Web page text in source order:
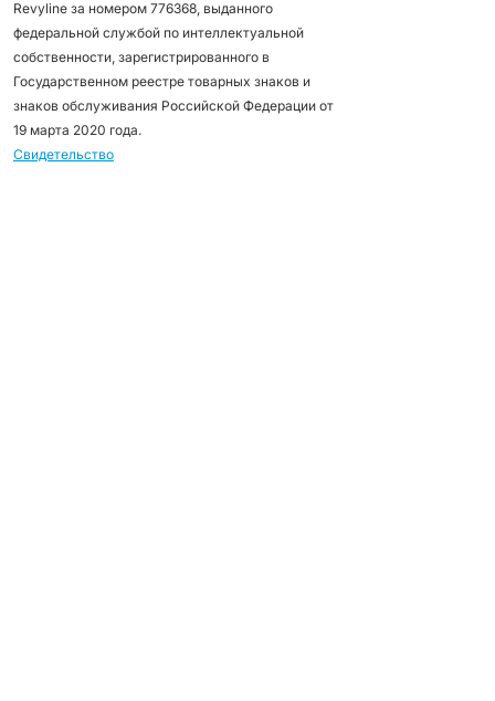
Revyline за номером 776368, выданного
федеральной службой по интеллектуальной
собственности, зарегистрированного в
Государственном реестре товарных знаков и
знаков обслуживания Российской Федерации от
19 марта 2020 года.
Свидетельство